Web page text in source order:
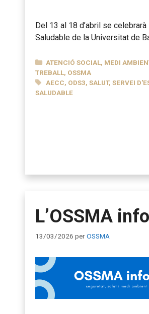
Del 13 al 18 d’abril se celebrarà
Saludable de la Universitat de
CATEGORIES
ATENCIÓ SOCIAL, MEDI
TREBALL, OSSMA
ETIQUETES
AECC, ODS3,SALUT,SERVEI
SALUDABLE
L’OSSMA
13/03/2026 perOSSMA